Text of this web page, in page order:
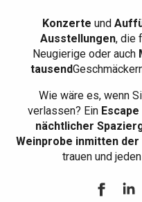
Konzerte und
Ausstellungen, die
Neugierige oder auch
tausend
Wie wäre es, wenn
verlassen? EinEscape
nächtlicher
Weinprobe inmitten der
trauen und